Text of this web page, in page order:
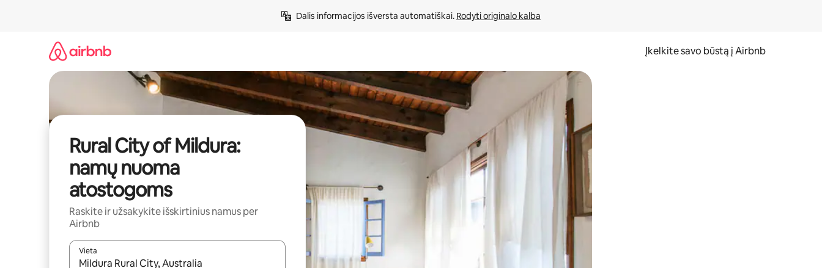
Dalis informacijos išversta automatiškai. Rodyti originalo kalba
Įkelkite savo būstą į Airbnb
Rural City of Mildura:
namų nuoma
atostogoms
Raskite ir užsakykite išskirtinius namus per
Airbnb
Vieta
Kai pasirodys paieškos rezultatai, juos naršyti galite naudodami rodykles aukštyn ir žemyn arba liesdami ir braukdami per ekraną.